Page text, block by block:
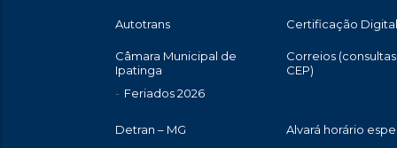
Autotrans Certificação Digital
Câmara Municipal de
Ipatinga
Feriados 2026
Correios
CEP)
Detran – MG Alvará horário